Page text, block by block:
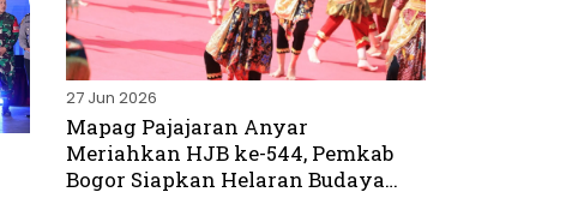
27 Jun 2026
Mapag Pajajaran Anyar
Meriahkan HJB ke-544, Pemkab
Bogor Siapkan Helaran Budaya